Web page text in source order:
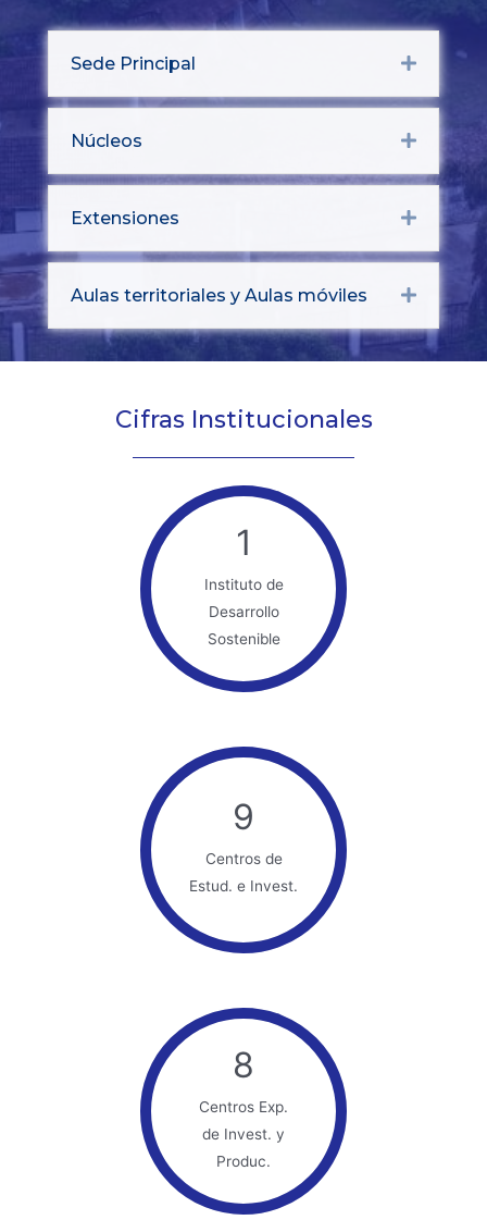
Sede Principal Expand
Núcleos Expand
Extensiones Expand
Aulas territoriales y Aulas móviles Expand
Cifras Institucionales
1
Instituto de
Desarrollo
Sostenible
9
Centros de
Estud. e Invest.
8
Centros Exp.
de Invest. y
Produc.